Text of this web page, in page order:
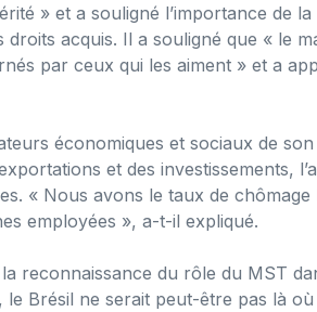
» et a souligné l’importance de
acquis. Il a souligné que « le
par ceux qui les aiment » et a
économiques et sociaux de
et des investissements,
« Nous avons le taux de chômage
employées », a-t-il expliqué.
reconnaissance du rôle du MST
Brésil ne serait peut-être pas là